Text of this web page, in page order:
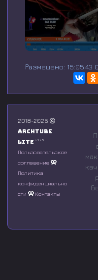
e
n
o
f
0
s
o
n
d
Размещено: 15:05:43
2018-2026
Archtube
Lite 2.8.5
Пользовательское
соглашение
Политика
конфиденциально
сти
Контакты